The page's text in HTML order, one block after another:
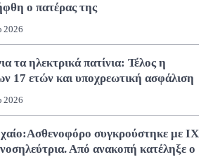
ο πατέρας της
2026
τα ηλεκτρικά πατίνια: Τέλος η
17 ετών και υποχρεωτική ασφάλιση
2026
συγκρούστηκε με ΙΧ
Από ανακοπή κατέληξε ο